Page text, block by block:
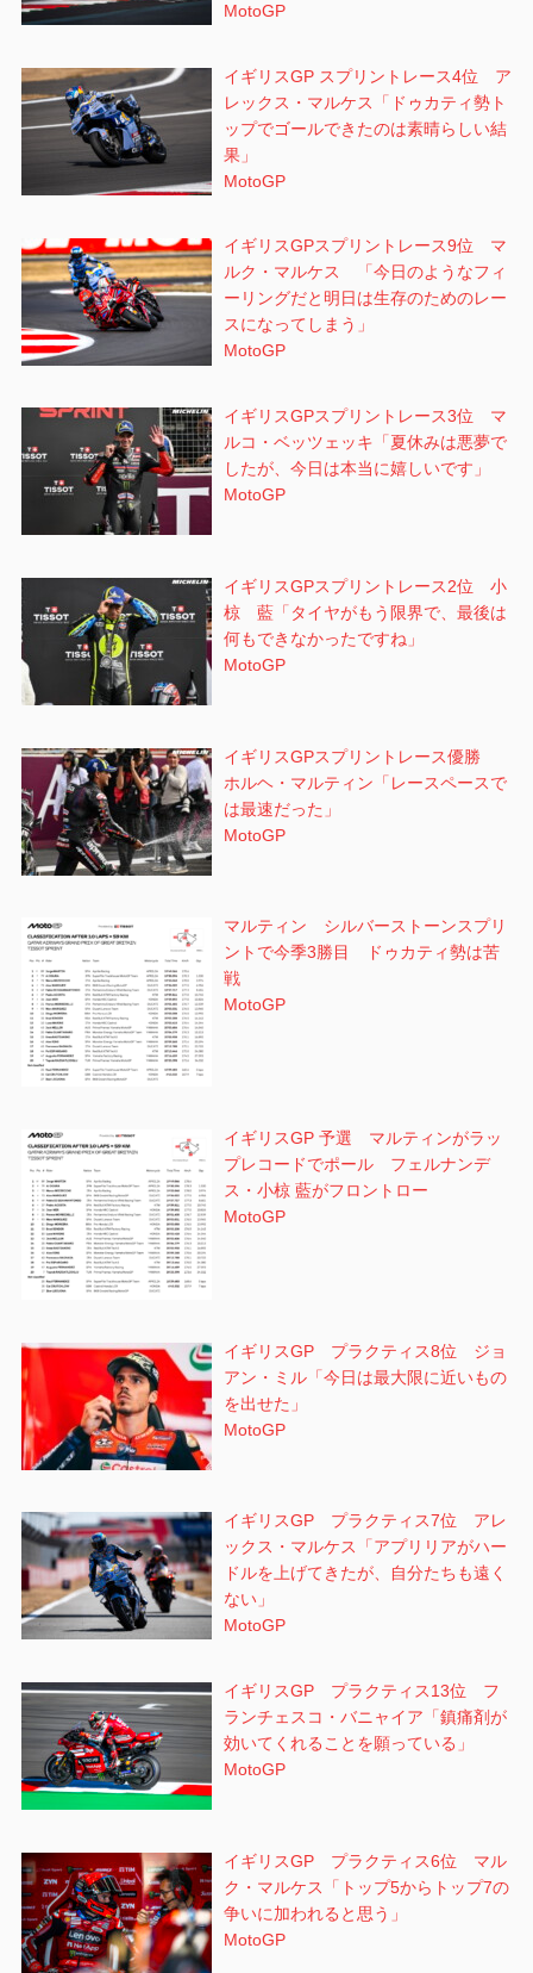
MotoGP
イギリスGP スプリントレース4位 ア
レックス・マルケス「ドゥカティ勢ト
ップでゴールできたのは素晴らしい結
果」
MotoGP
イギリスGPスプリントレース9位 マ
ルク・マルケス 「今日のようなフィ
ーリングだと明日は生存のためのレー
スになってしまう」
MotoGP
イギリスGPスプリントレース3位 マ
ルコ・ベッツェッキ「夏休みは悪夢で
したが、今日は本当に嬉しいです」
MotoGP
イギリスGPスプリントレース2位 小
椋 藍「タイヤがもう限界で、最後は
何もできなかったですね」
MotoGP
イギリスGPスプリントレース優勝
ホルヘ・マルティン「レースペースで
は最速だった」
MotoGP
マルティン シルバーストーンスプリ
ントで今季3勝目 ドゥカティ勢は苦
戦
MotoGP
イギリスGP 予選 マルティンがラッ
プレコードでポール フェルナンデ
ス・小椋 藍がフロントロー
MotoGP
イギリスGP プラクティス8位 ジョ
アン・ミル「今日は最大限に近いもの
を出せた」
MotoGP
イギリスGP プラクティス7位 アレ
ックス・マルケス「アプリリアがハー
ドルを上げてきたが、自分たちも遠く
ない」
MotoGP
イギリスGP プラクティス13位 フ
ランチェスコ・バニャイア「鎮痛剤が
効いてくれることを願っている」
MotoGP
イギリスGP プラクティス6位 マル
ク・マルケス「トップ5からトップ7の
争いに加われると思う」
MotoGP